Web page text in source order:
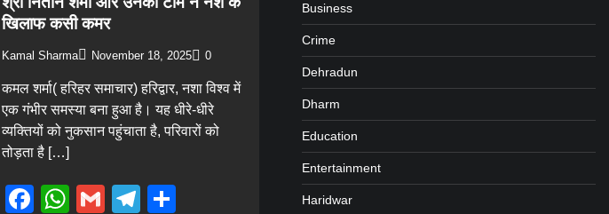
खिलाफ कसी कमर
Kamal Sharma November 18, 2025 0
कमल शर्मा( हरिहर समाचार) हरिद्वार, नशा विश्व में
एक गंभीर समस्या बना हुआ है। यह धीरे-धीरे
व्यक्तियों को नुकसान पहुंचाता है, परिवारों को
तोड़ता है […]
Facebook
WhatsApp
GmailTelegram
Business
Crime
Dehradun
Dharm
Education
Entertainment
Haridwar